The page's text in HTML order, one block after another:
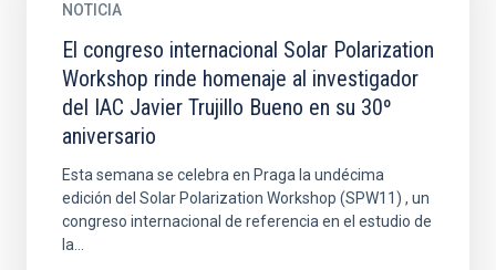
NOTICIA
El congreso internacional Solar Polarization
Workshop rinde homenaje al investigador
del IAC Javier Trujillo Bueno en su 30º
aniversario
Esta semana se celebra en Praga la undécima
edición del Solar Polarization Workshop (SPW11) , un
congreso internacional de referencia en el estudio de
la...